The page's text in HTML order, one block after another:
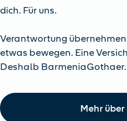
dich. Für uns.
Verantwortung
etwas bewegen. Eine
Deshalb BarmeniaGothaer.
Mehr